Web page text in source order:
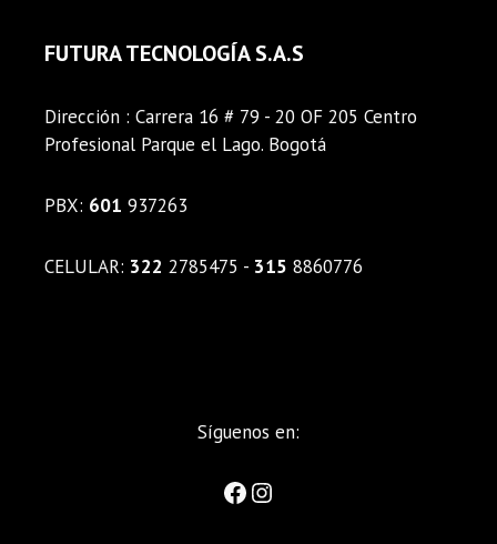
FUTURA TECNOLOGÍA S.A.S
Dirección : Carrera 16 # 79 - 20 OF 205 Centro
Profesional Parque el Lago. Bogotá
PBX: 601 937263
CELULAR: 322 2785475 - 315 8860776
Síguenos en: